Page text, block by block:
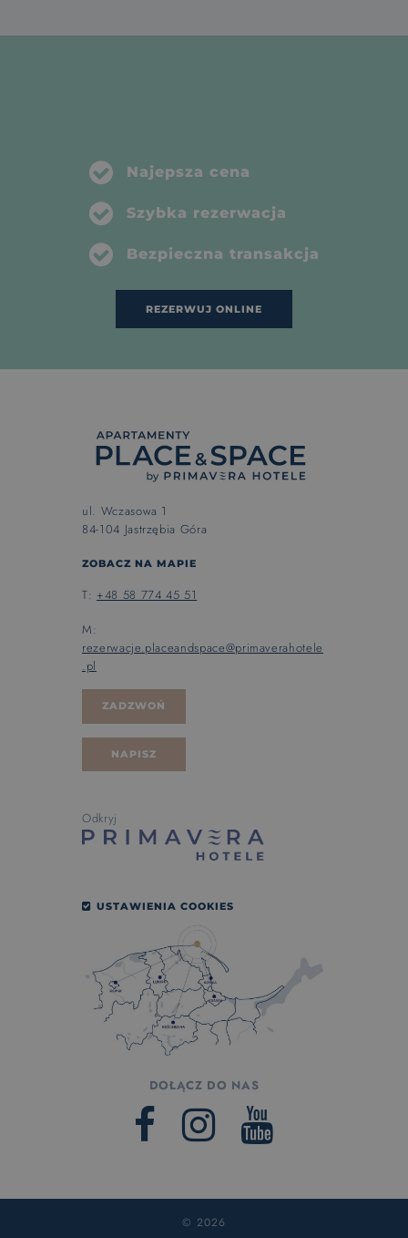
Najepsza cena
Szybka rezerwacja
Bezpieczna transakcja
REZERWUJ ONLINE
ul. Wczasowa 1
84-104 Jastrzębia Góra
ZOBACZ NA MAPIE
T: +48 58 774 45 51
M:
rezerwacje.placeandspace@primaverahotele
.pl
ZADZWOŃ
NAPISZ
Odkryj
USTAWIENIA COOKIES
DOŁĄCZ DO NAS
© 2026